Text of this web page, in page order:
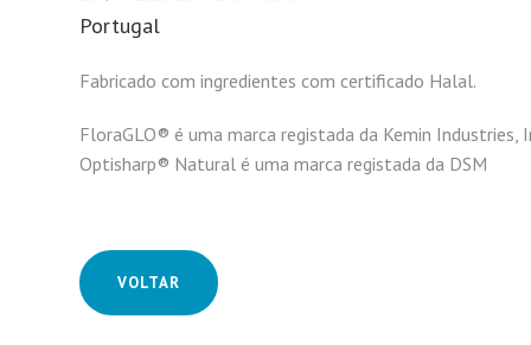
Portugal
Fabricado com ingredientes com certificado Halal.
FloraGLO® é uma marca registada da Kemin Industries,
Optisharp® Natural é uma marca registada da DSM
VOLTAR